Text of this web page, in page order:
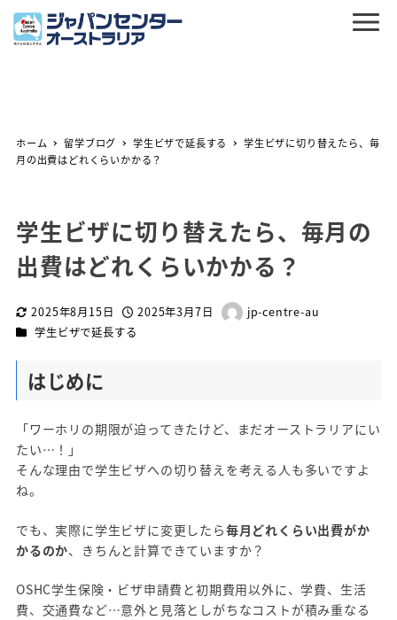
ホーム 留学ブログ 学生ビザで延長する
学生ビザに切り替えたら、毎
月の出費はどれくらいかかる？
学生ビザに切り替えたら、毎月の
出費はどれくらいかかる？
更新日2025年8月15日 投稿日2025年3月7日
著
jp-centre-au
カテゴリー
学生ビザで延長する
はじめに
「ワーホリの期限が迫ってきたけど、まだオーストラリアにい
たい…！」
そんな理由で学生ビザへの切り替えを考える人も多いですよ
ね。
でも、実際に学生ビザに変更したら毎月どれくらい出費がか
かるのか、きちんと計算できていますか？
OSHC学生保険・ビザ申請費と初期費用以外に、学費、生活
費、交通費など…意外と見落としがちなコストが積み重なる